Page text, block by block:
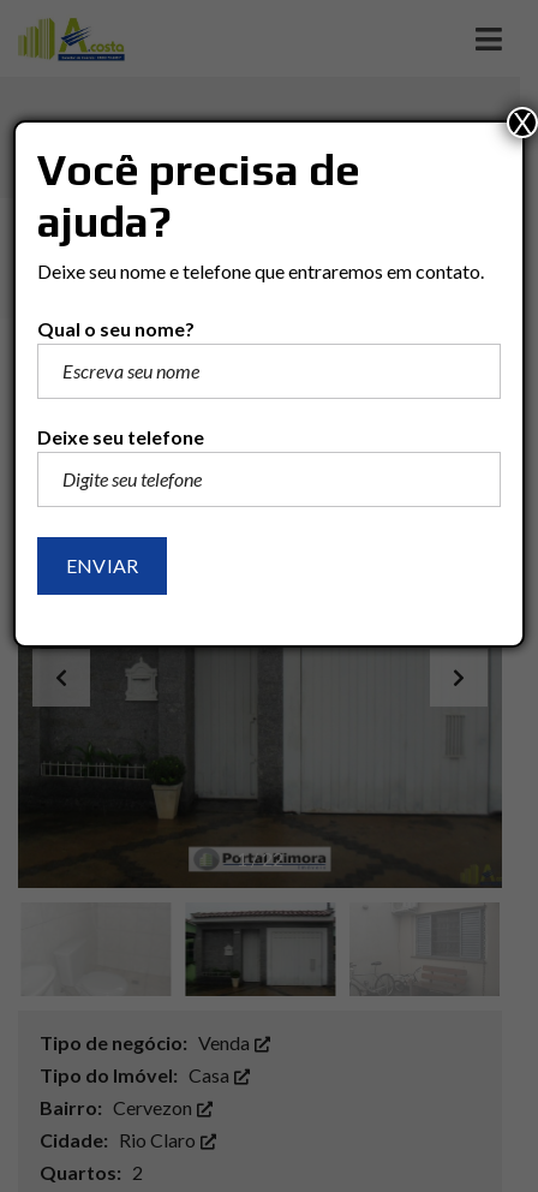
Imóveis Casa
R$500.000
1/22
Tipo de negócio: Venda
Tipo do Imóvel: Casa
Bairro: Cervezon
Cidade: Rio Claro
Quartos: 2
Você precisa de
ajuda?
Deixe seu nome e telefone que entraremos em contato.
Qual o seu nome?
Deixe seu telefone
X